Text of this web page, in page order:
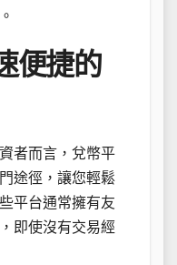
便捷的
者而言，兌幣平
途徑，讓您輕鬆
平台通常擁有友
即使沒有交易經